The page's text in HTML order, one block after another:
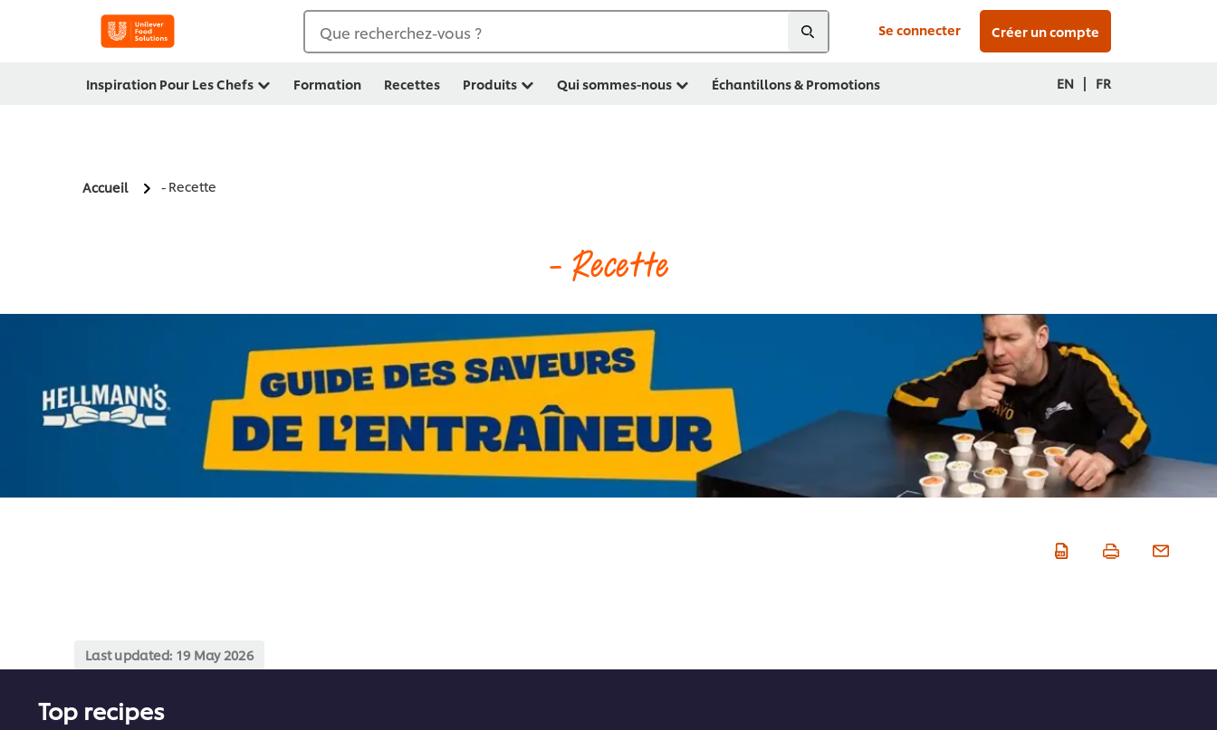
Que recherchez-vous ? Se connecter Créer un compte
Inspiration Pour Les Chefs Formation Recettes Produits Qui sommes-nous Échantillons & Promotions EN | FR
Accueil - Recette
- Recette
Last updated: 19 May 2026
Top recipes